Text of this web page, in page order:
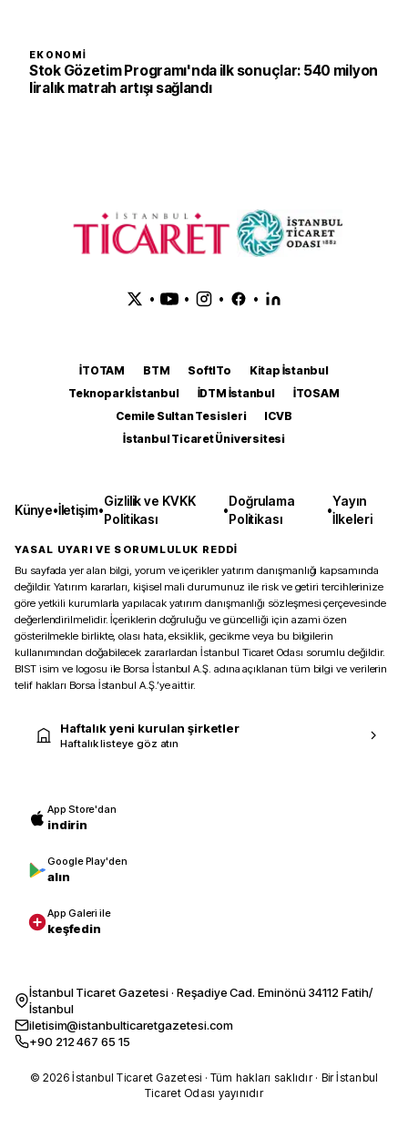
EKONOMI
Stok Gözetim Programı'nda ilk sonuçlar: 540 milyon
liralık matrah artışı sağlandı
• • • •
İTOTAM BTM SoftITo
Kitap İstanbul
Teknopark İstanbul
İDTM İstanbul
İTOSAM
Cemile Sultan Tesisleri
ICVB
İstanbul Ticaret Üniversitesi
Künye•İletişim•
Gizlilik ve KVKK
Politikası
•
Doğrulama
Politikası
•
Yayın
İlkeleri
YASAL UYARI VE SORUMLULUK REDDİ
Bu sayfada yer alan bilgi, yorum ve içerikler yatırım danışmanlığı kapsamında
değildir. Yatırım kararları, kişisel mali durumunuz ile risk ve getiri tercihlerinize
göre yetkili kurumlarla yapılacak yatırım danışmanlığı sözleşmesi çerçevesinde
değerlendirilmelidir. İçeriklerin doğruluğu ve güncelliği için azami özen
gösterilmekle birlikte, olası hata, eksiklik, gecikme veya bu bilgilerin
kullanımından doğabilecek zararlardan İstanbul Ticaret Odası sorumlu değildir.
BIST isim ve logosu ile Borsa İstanbul A.Ş. adına açıklanan tüm bilgi ve verilerin
telif hakları Borsa İstanbul A.Ş.’ye aittir.
Haftalık yeni kurulan şirketler
Haftalık listeye göz atın
App Store'dan
indirin
Google Play'den
alın
App Galeri ile
keşfedin
İstanbul Ticaret Gazetesi · Reşadiye Cad. Eminönü 34112 Fatih/
İstanbul
iletisim@istanbulticaretgazetesi.com
+90 212 467 65 15
© 2026 İstanbul Ticaret Gazetesi · Tüm hakları saklıdır · Bir İstanbul
Ticaret Odası yayınıdır